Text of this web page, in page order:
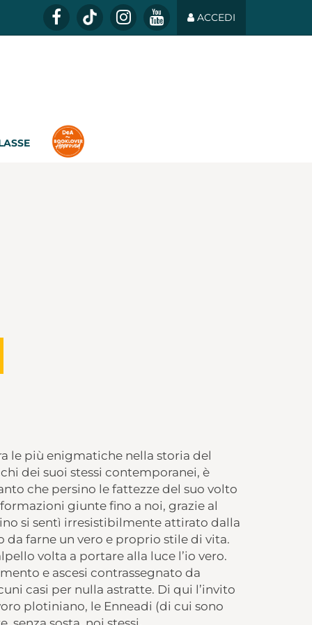
ACCEDI
le più enigmatiche nella storia del
dei suoi stessi contemporanei, è
che persino le fattezze del suo volto
giunte fino a noi, grazie al
si sentì irresistibilmente attirato dalla
da farne un vero e proprio stile di vita.
volta a portare alla luce l’io vero.
e ascesi contrassegnato da
casi per nulla astratte. Di qui l’invito
plotiniano, le Enneadi (di cui sono